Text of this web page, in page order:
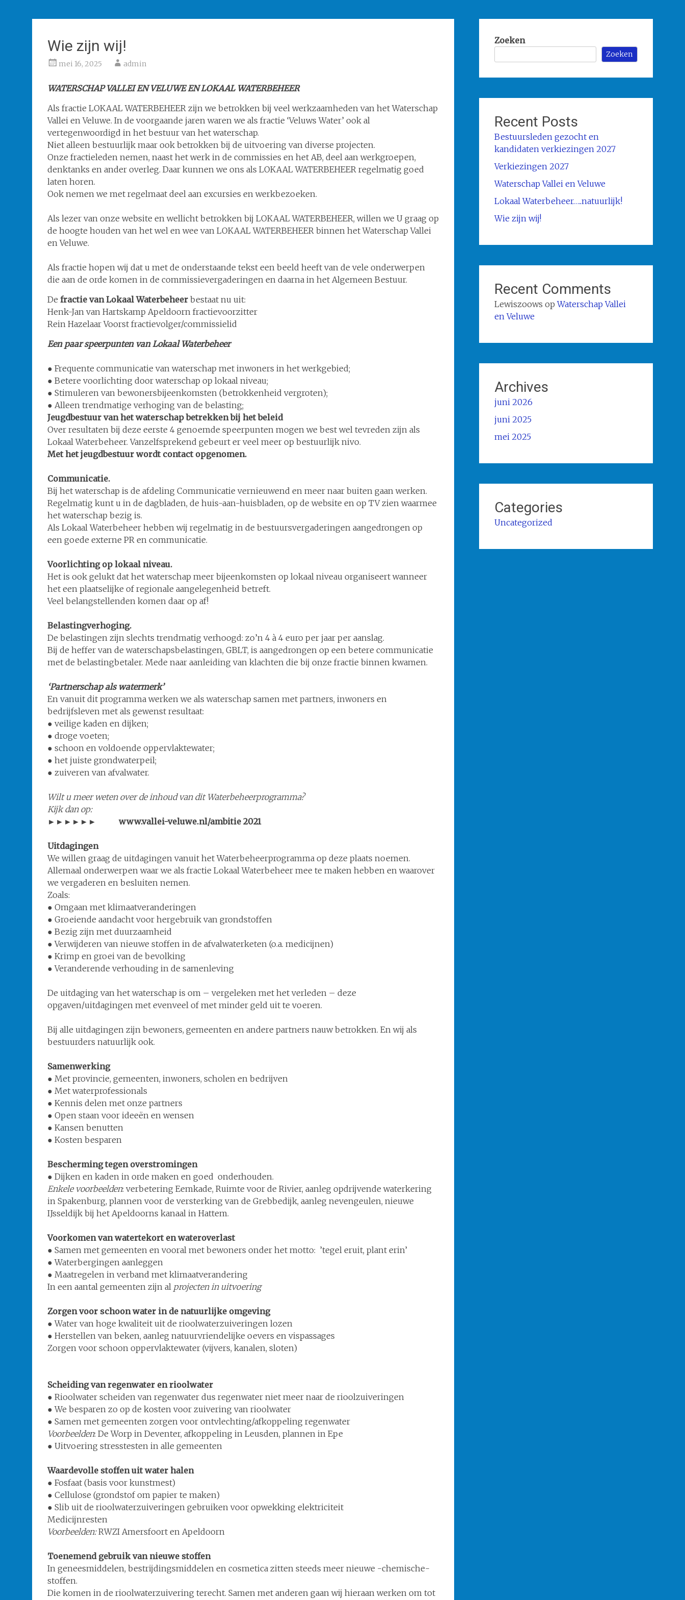
Wie zijn wij!
mei 16, 2025 admin
WATERSCHAP VALLEI EN VELUWE EN LOKAAL WATERBEHEER
Als fractie LOKAAL WATERBEHEER zijn we betrokken bij veel werkzaamheden van het Waterschap
Vallei en Veluwe. In de voorgaande jaren waren we als fractie ‘Veluws Water’ ook al
vertegenwoordigd in het bestuur van het waterschap.
Niet alleen bestuurlijk maar ook betrokken bij de uitvoering van diverse projecten.
Onze fractieleden nemen, naast het werk in de commissies en het AB, deel aan werkgroepen,
denktanks en ander overleg. Daar kunnen we ons als LOKAAL WATERBEHEER regelmatig goed
laten horen.
Ook nemen we met regelmaat deel aan excursies en werkbezoeken.
Als lezer van onze website en wellicht betrokken bij LOKAAL WATERBEHEER, willen we U graag op
de hoogte houden van het wel en wee van LOKAAL WATERBEHEER binnen het Waterschap Vallei
en Veluwe.
Als fractie hopen wij dat u met de onderstaande tekst een beeld heeft van de vele onderwerpen
die aan de orde komen in de commissievergaderingen en daarna in het Algemeen Bestuur.
De fractie van Lokaal Waterbeheer bestaat nu uit:
Henk-Jan van Hartskamp Apeldoorn fractievoorzitter
Rein Hazelaar Voorst fractievolger/commissielid
Een paar speerpunten van Lokaal Waterbeheer
● Frequente communicatie van waterschap met inwoners in het werkgebied;
● Betere voorlichting door waterschap op lokaal niveau;
● Stimuleren van bewonersbijeenkomsten (betrokkenheid vergroten);
● Alleen trendmatige verhoging van de belasting;
Jeugdbestuur van het waterschap betrekken bij het beleid
Over resultaten bij deze eerste 4 genoemde speerpunten mogen we best wel tevreden zijn als
Lokaal Waterbeheer. Vanzelfsprekend gebeurt er veel meer op bestuurlijk nivo.
Met het jeugdbestuur wordt contact opgenomen.
Communicatie.
Bij het waterschap is de afdeling Communicatie vernieuwend en meer naar buiten gaan werken.
Regelmatig kunt u in de dagbladen, de huis-aan-huisbladen, op de website en op TV zien waarmee
het waterschap bezig is.
Als Lokaal Waterbeheer hebben wij regelmatig in de bestuursvergaderingen aangedrongen op
een goede externe PR en communicatie.
Voorlichting op lokaal niveau.
Het is ook gelukt dat het waterschap meer bijeenkomsten op lokaal niveau organiseert wanneer
het een plaatselijke of regionale aangelegenheid betreft.
Veel belangstellenden komen daar op af!
Belastingverhoging.
De belastingen zijn slechts trendmatig verhoogd: zo’n 4 à 4 euro per jaar per aanslag.
Bij de heffer van de waterschapsbelastingen, GBLT, is aangedrongen op een betere communicatie
met de belastingbetaler. Mede naar aanleiding van klachten die bij onze fractie binnen kwamen.
‘Partnerschap als watermerk’
En vanuit dit programma werken we als waterschap samen met partners, inwoners en
bedrijfsleven met als gewenst resultaat:
● veilige kaden en dijken;
● droge voeten;
● schoon en voldoende oppervlaktewater;
● het juiste grondwaterpeil;
● zuiveren van afvalwater.
Wilt u meer weten over de inhoud van dit Waterbeheerprogramma?
Kijk dan op:
►►►►►► www.vallei-veluwe.nl/ambitie 2021
Uitdagingen
We willen graag de uitdagingen vanuit het Waterbeheerprogramma op deze plaats noemen.
Allemaal onderwerpen waar we als fractie Lokaal Waterbeheer mee te maken hebben en waarover
we vergaderen en besluiten nemen.
Zoals:
● Omgaan met klimaatveranderingen
● Groeiende aandacht voor hergebruik van grondstoffen
● Bezig zijn met duurzaamheid
● Verwijderen van nieuwe stoffen in de afvalwaterketen (o.a. medicijnen)
● Krimp en groei van de bevolking
● Veranderende verhouding in de samenleving
De uitdaging van het waterschap is om – vergeleken met het verleden – deze
opgaven/uitdagingen met evenveel of met minder geld uit te voeren.
Bij alle uitdagingen zijn bewoners, gemeenten en andere partners nauw betrokken. En wij als
bestuurders natuurlijk ook.
Samenwerking
● Met provincie, gemeenten, inwoners, scholen en bedrijven
● Met waterprofessionals
● Kennis delen met onze partners
● Open staan voor ideeën en wensen
● Kansen benutten
● Kosten besparen
Bescherming tegen overstromingen
● Dijken en kaden in orde maken en goed onderhouden.
Enkele voorbeelden: verbetering Eemkade, Ruimte voor de Rivier, aanleg opdrijvende waterkering
in Spakenburg, plannen voor de versterking van de Grebbedijk, aanleg nevengeulen, nieuwe
IJsseldijk bij het Apeldoorns kanaal in Hattem.
Voorkomen van watertekort en wateroverlast
● Samen met gemeenten en vooral met bewoners onder het motto: ’tegel eruit, plant erin’
● Waterbergingen aanleggen
● Maatregelen in verband met klimaatverandering
In een aantal gemeenten zijn al projecten in uitvoering
Zorgen voor schoon water in de natuurlijke omgeving
● Water van hoge kwaliteit uit de rioolwaterzuiveringen lozen
● Herstellen van beken, aanleg natuurvriendelijke oevers en vispassages
Zorgen voor schoon oppervlaktewater (vijvers, kanalen, sloten)
Scheiding van regenwater en rioolwater
● Rioolwater scheiden van regenwater dus regenwater niet meer naar de rioolzuiveringen
● We besparen zo op de kosten voor zuivering van rioolwater
● Samen met gemeenten zorgen voor ontvlechting/afkoppeling regenwater
Voorbeelden: De Worp in Deventer, afkoppeling in Leusden, plannen in Epe
● Uitvoering stresstesten in alle gemeenten
Waardevolle stoffen uit water halen
● Fosfaat (basis voor kunstmest)
● Cellulose (grondstof om papier te maken)
● Slib uit de rioolwaterzuiveringen gebruiken voor opwekking elektriciteit
Medicijnresten
Voorbeelden:RWZI Amersfoort en Apeldoorn
Toenemend gebruik van nieuwe stoffen
In geneesmiddelen, bestrijdingsmiddelen en cosmetica zitten steeds meer nieuwe -chemische-
stoffen.
Die komen in de rioolwaterzuivering terecht. Samen met anderen gaan wij hieraan werken om tot
Zoeken
Zoeken
Recent Posts
Bestuursleden gezocht en
kandidaten verkiezingen 2027
Verkiezingen 2027
Waterschap Vallei en Veluwe
Lokaal Waterbeheer…..natuurlijk!
Wie zijn wij!
Recent Comments
Lewiszoows opWaterschap Vallei
en Veluwe
Archives
juni 2026
juni 2025
mei 2025
Categories
Uncategorized